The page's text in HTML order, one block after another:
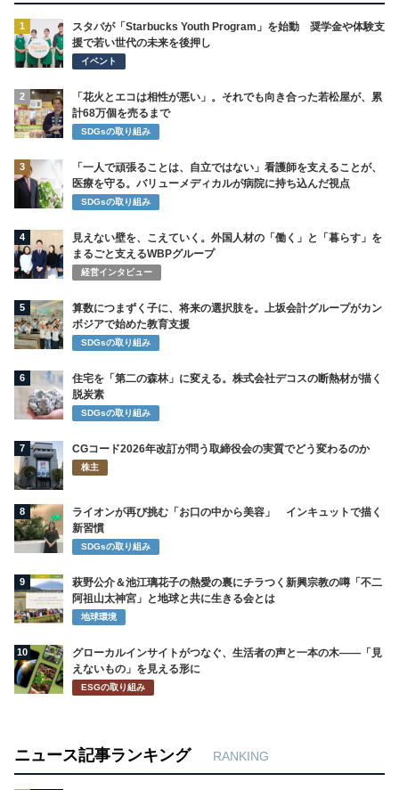
1
スタバが「Starbucks Youth Program」を始動 奨学金や体験支
援で若い世代の未来を後押し
イベント
2
「花火とエコは相性が悪い」。それでも向き合った若松屋が、累
計68万個を売るまで
SDGsの取り組み
3
「一人で頑張ることは、自立ではない」看護師を支えることが、
医療を守る。バリューメディカルが病院に持ち込んだ視点
SDGsの取り組み
4
見えない壁を、こえていく。外国人材の「働く」と「暮らす」を
まるごと支えるWBPグループ
経営インタビュー
5
算数につまずく子に、将来の選択肢を。上坂会計グループがカン
ボジアで始めた教育支援
SDGsの取り組み
6
住宅を「第二の森林」に変える。株式会社デコスの断熱材が描く
脱炭素
SDGsの取り組み
7 CGコード2026年改訂が問う取締役会の実質でどう変わるのか
株主
8
ライオンが再び挑む「お口の中から美容」 インキュットで描く
新習慣
SDGsの取り組み
9
萩野公介＆池江璃花子の熱愛の裏にチラつく新興宗教の噂「不二
阿祖山太神宮」と地球と共に生きる会とは
地球環境
10
グローカルインサイトがつなぐ、生活者の声と一本の木――「見
えないもの」を見える形に
ESGの取り組み
ニュース記事ランキング RANKING